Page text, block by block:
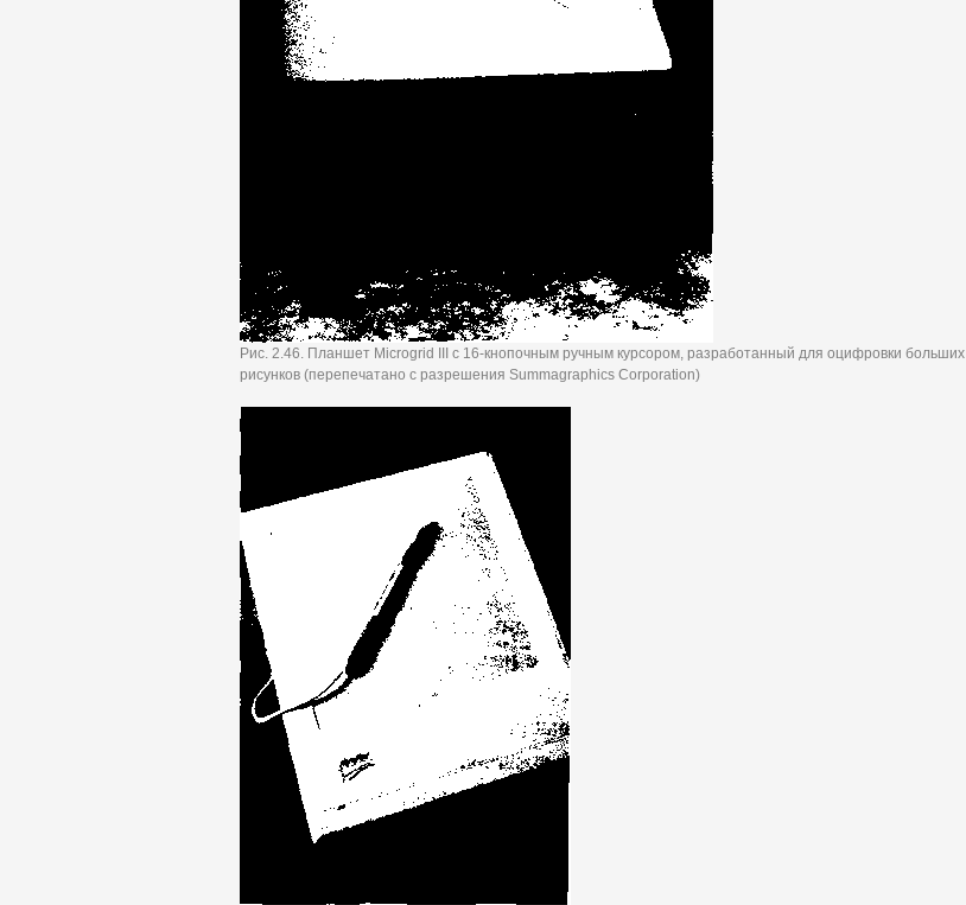
Рис. 2.46. Планшет Microgrid III с 16-кнопочным ручным курсором, разработанный для оцифровки больших
рисунков (перепечатано с разрешения Summagraphics Corporation)